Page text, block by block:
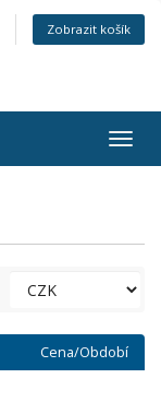
Zobrazit košík
Cena/Období